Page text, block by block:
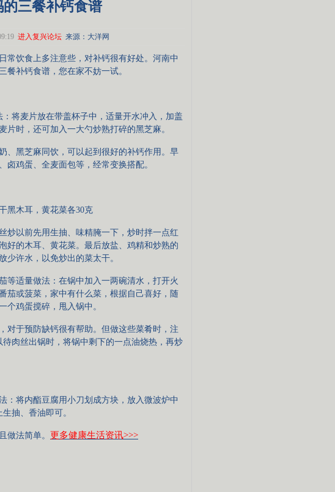
三餐补钙食谱
进入复兴论坛 来源：大洋网
饮食上多注意些，对补钙很有好处。河南中
餐补钙食谱，您在家不妨一试。
将麦片放在带盖杯子中，适量开水冲入，加盖
片时，还可加入一大勺炒熟打碎的黑芝麻。
黑芝麻同饮，可以起到很好的补钙作用。早
卤鸡蛋、全麦面包等，经常变换搭配。
木耳，黄花菜各30克
以前先用生抽、味精腌一下，炒时拌一点红
好的木耳、黄花菜。最后放盐、鸡精和炒熟的
少许水，以免炒出的菜太干。
适量做法：在锅中加入一两碗清水，打开火
茄或菠菜，家中有什么菜，根据自己喜好，随
个鸡蛋搅碎，甩入锅中。
于预防缺钙很有帮助。但做这些菜肴时，注
肉丝出锅时，将锅中剩下的一点油烧热，再炒
将内酯豆腐用小刀划成方块，放入微波炉中
抽、香油即可。
法简单。 更多健康生活资讯>>>